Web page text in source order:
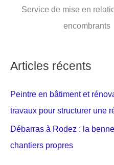
Service de mise en
encombrants
Articles récents
Peintre en bâtiment et
travaux pour structurer une
Débarras à Rodez : la
chantiers propres